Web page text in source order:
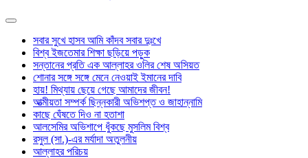
সবার সুখে হাসব আমি কাঁদব সবার দুঃখে
বিশ্ব ইজতেমার শিক্ষা ছড়িয়ে পড়ুক
সন্তানের প্রতি এক আল্লাহর ওলির শেষ অসিয়ত
শোনার সঙ্গে সঙ্গে মেনে নেওয়াই ইমানের দাবি
হায়! মিথ্যায় ছেয়ে গেছে আমাদের জীবন!
আত্মীয়তা সম্পর্ক ছিন্নকারী অভিশপ্ত ও জাহান্নামি
কাছে ঘেঁষতে দিও না হতাশা
আলসেমির অভিশাপে ধুঁকছে মুসলিম বিশ্ব
রসুল (সা.)-এর মর্যাদা অতুলনীয়
আল্লাহর পরিচয়